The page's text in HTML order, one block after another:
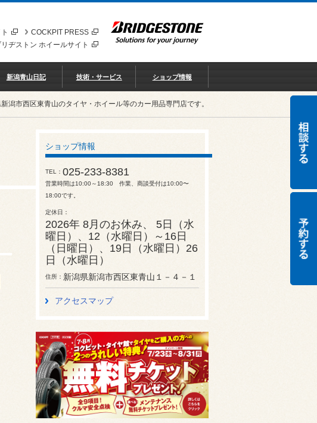
COCKPIT PRESS
リヂストン ホイールサイト
新潟青山日記 技術・サービス ショップ情報
潟市西区東青山のタイヤ・ホイール等のカー用品専門店です。
ショップ情報
TEL 025-233-8381
営業時間は10:00～18:30 作業、商談受付は10:00〜
18:00です。
定休日
2026年 8月のお休み、 5日（水
曜日）、12（水曜日）～16日
（日曜日）、19日（水曜日）26
日（水曜日）
住所 新潟県新潟市西区東青山１－４－１
アクセスマップ